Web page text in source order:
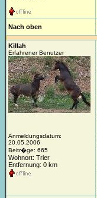
Nach oben
Killah
Erfahrener Benutzer
Anmeldungsdatum:
20.05.2006
Beitr�ge: 665
Wohnort: Trier
Entfernung: 0 km